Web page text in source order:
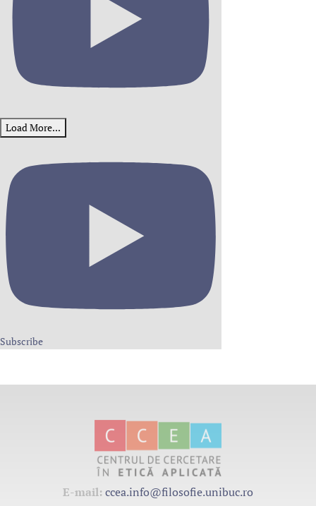
Load More...
Subscribe
E-mail: ccea.info@filosofie.unibuc.ro